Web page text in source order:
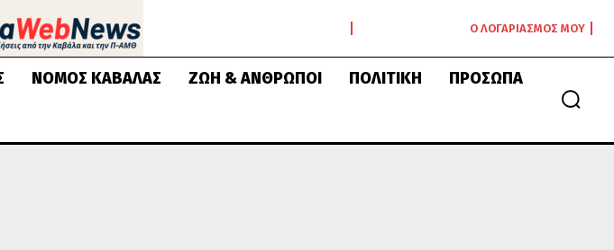
Ο ΛΟΓΑΡΙΑΣΜΌΣ ΜΟΥ
ΝΟΜΌΣ ΚΑΒΆΛΑΣ ΖΩΉ & ΆΝΘΡΩΠΟΙ ΠΟΛΙΤΙΚΉ ΠΡΌΣΩΠΑ